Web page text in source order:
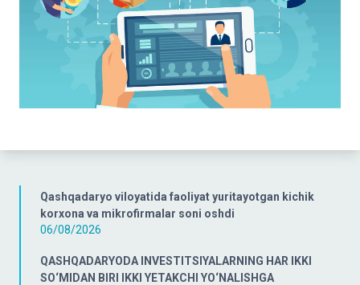
Qashqadaryo viloyatida faoliyat yuritayotgan kichik
korxona va mikrofirmalar soni oshdi
06/08/2026
QASHQADARYODA INVESTITSIYALARNING HAR IKKI
SO‘MIDAN BIRI IKKI YETAKCHI YO‘NALISHGA